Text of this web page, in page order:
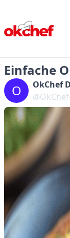
Einfache
O
OkChef